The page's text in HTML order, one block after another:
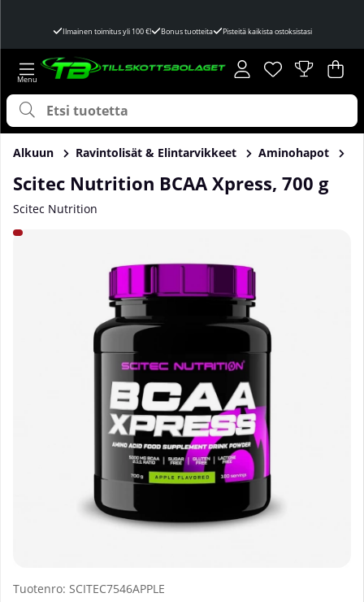
Ilmainen toimitus yli 100 €! Bonus tuotteita Pisteitä kaikista ostoksistasi
Toivelista
Lukumäärä
. .
Alkuun Ravintolisät & Elintarvikkeet Aminohapot
Scitec Nutrition BCAA Xpress, 700 g
Scitec Nutrition
Tuotekuvat Scitec Nutrition BCAA Xpress, 700 g
Tuotenro: SCITEC7546APPLE